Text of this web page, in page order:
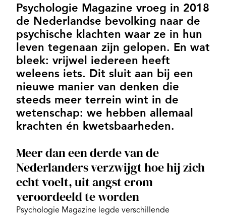
Psychologie Magazine vroeg in 2018
de Nederlandse bevolking naar de
psychische klachten waar ze in hun
leven tegenaan zijn gelopen. En wat
bleek: vrijwel iedereen heeft
weleens iets. Dit sluit aan bij een
nieuwe manier van denken die
steeds meer terrein wint in de
wetenschap: we hebben allemaal
krachten én kwetsbaarheden.
Meer dan een derde van de
Nederlanders verzwijgt hoe hij zich
echt voelt, uit angst erom
veroordeeld te worden
Psychologie Magazine legde verschillende